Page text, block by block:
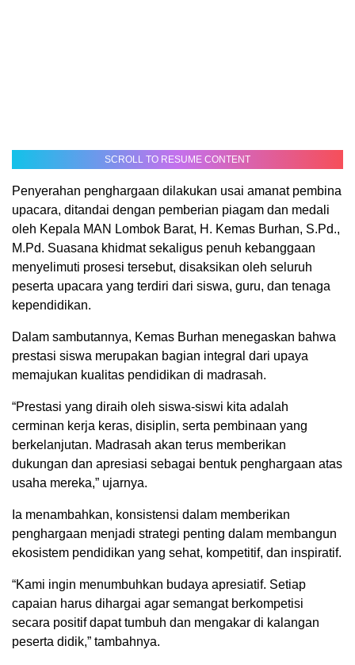
SCROLL TO RESUME CONTENT
Penyerahan penghargaan dilakukan usai amanat pembina
upacara, ditandai dengan pemberian piagam dan medali
oleh Kepala MAN Lombok Barat, H. Kemas Burhan, S.Pd.,
M.Pd. Suasana khidmat sekaligus penuh kebanggaan
menyelimuti prosesi tersebut, disaksikan oleh seluruh
peserta upacara yang terdiri dari siswa, guru, dan tenaga
kependidikan.
Dalam sambutannya, Kemas Burhan menegaskan bahwa
prestasi siswa merupakan bagian integral dari upaya
memajukan kualitas pendidikan di madrasah.
“Prestasi yang diraih oleh siswa-siswi kita adalah
cerminan kerja keras, disiplin, serta pembinaan yang
berkelanjutan. Madrasah akan terus memberikan
dukungan dan apresiasi sebagai bentuk penghargaan atas
usaha mereka,” ujarnya.
Ia menambahkan, konsistensi dalam memberikan
penghargaan menjadi strategi penting dalam membangun
ekosistem pendidikan yang sehat, kompetitif, dan inspiratif.
“Kami ingin menumbuhkan budaya apresiatif. Setiap
capaian harus dihargai agar semangat berkompetisi
secara positif dapat tumbuh dan mengakar di kalangan
peserta didik,” tambahnya.